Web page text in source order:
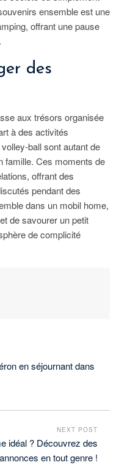
ensemble est une
offrant une pause
des
aux trésors organisée
à des activités
ball sont autant de
famille. Ces moments de
offrant des
pendant des
dans un mobil home,
de savourer un petit
de complicité
en séjournant dans
NEXT POST
idéal ? Découvrez des
annonces en tout genre !